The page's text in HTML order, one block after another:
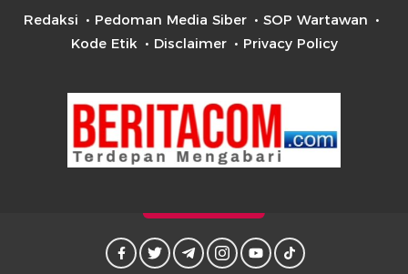
Redaksi Pedoman Media Siber
SOP Wartawan
Kode Etik
Disclaimer Privacy Policy